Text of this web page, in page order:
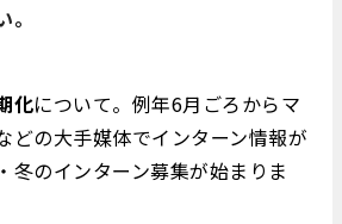
化について。例年6月ごろからマ
どの大手媒体でインターン情報が
冬のインターン募集が始まりま